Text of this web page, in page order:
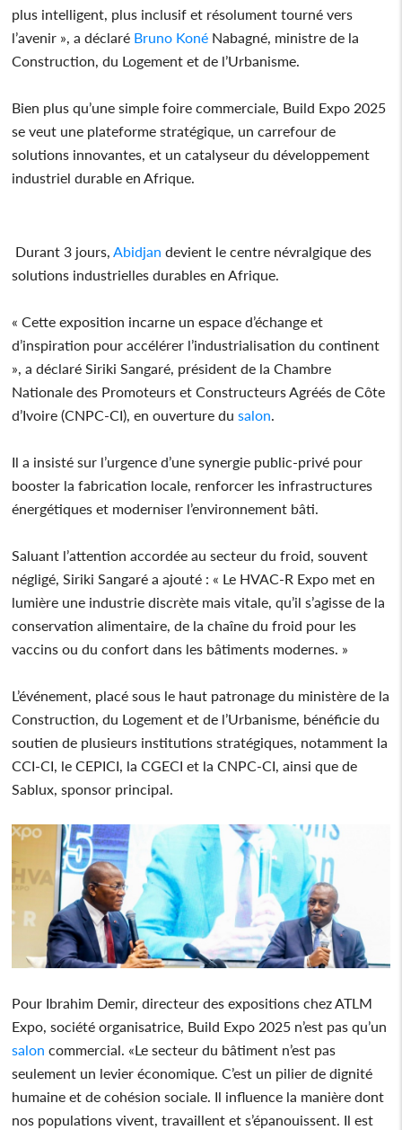
plus intelligent, plus inclusif et résolument tourné vers
l’avenir », a déclaré Bruno Koné Nabagné, ministre de la
Construction, du Logement et de l’Urbanisme.
Bien plus qu’une simple foire commerciale, Build Expo 2025
se veut une plateforme stratégique, un carrefour de
solutions innovantes, et un catalyseur du développement
industriel durable en Afrique.
Durant 3 jours,Abidjan devient le centre névralgique des
solutions industrielles durables en Afrique.
« Cette exposition incarne un espace d’échange et
d’inspiration pour accélérer l’industrialisation du continent
», a déclaré Siriki Sangaré, président de la Chambre
Nationale des Promoteurs et Constructeurs Agréés de Côte
d’Ivoire (CNPC-CI), en ouverture dusalon.
Il a insisté sur l’urgence d’une synergie public-privé pour
booster la fabrication locale, renforcer les infrastructures
énergétiques et moderniser l’environnement bâti.
Saluant l’attention accordée au secteur du froid, souvent
négligé, Siriki Sangaré a ajouté : « Le HVAC-R Expo met en
lumière une industrie discrète mais vitale, qu’il s’agisse de la
conservation alimentaire, de la chaîne du froid pour les
vaccins ou du confort dans les bâtiments modernes. »
L’événement, placé sous le haut patronage du ministère de la
Construction, du Logement et de l’Urbanisme, bénéficie du
soutien de plusieurs institutions stratégiques, notamment la
CCI-CI, le CEPICI, la CGECI et la CNPC-CI, ainsi que de
Sablux, sponsor principal.
Pour Ibrahim Demir, directeur des expositions chez ATLM
Expo, société organisatrice, Build Expo 2025 n’est pas qu’un
salon commercial. «Le secteur du bâtiment n’est pas
seulement un levier économique. C’est un pilier de dignité
humaine et de cohésion sociale. Il influence la manière dont
nos populations vivent, travaillent et s’épanouissent. Il est